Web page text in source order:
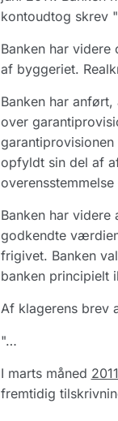
kontoudtog skrev
Banken har
af byggeriet.
Banken har
over
opfyldt sin del af
Banken har videre
godkendte
frigivet. Banken
banken principielt
Af klagerens brev
"…
I marts måned 2011
fremtidig